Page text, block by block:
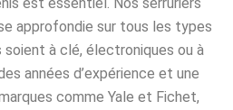
approfondie sur tous les types
à clé, électroniques ou à
années d’expérience et une
comme Yale et Fichet,